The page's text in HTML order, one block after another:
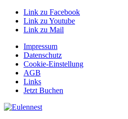
Link zu Facebook
Link zu Youtube
Link zu Mail
Impressum
Datenschutz
Cookie-Einstellung
AGB
Links
Jetzt Buchen